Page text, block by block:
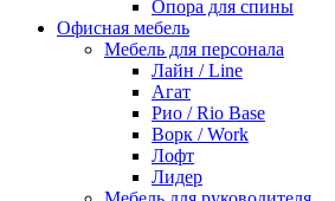
Опора для спины
Офисная мебель
Мебель для персонала
Лайн / Line
Агат
Рио / Rio Base
Ворк / Work
Лофт
Лидер